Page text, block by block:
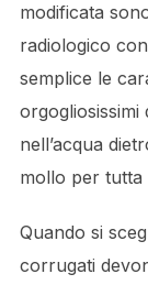
modificata
radiologico
semplice le
nell’acqua
mollo per tutta
Quando si
corrugati